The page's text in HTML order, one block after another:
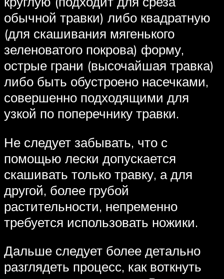
обычной травки) либо квадратную
(для скашивания мягенького
зеленоватого покрова) форму,
острые грани (высочайшая травка)
либо быть обустроено насечками,
совершенно подходящими для
узкой по поперечнику травки.
Не следует забывать, что с
помощью лески допускается
скашивать только травку, а для
другой, более грубой
растительности, непременно
требуется использовать ножики.
Дальше следует более детально
разглядеть процесс, как воткнуть